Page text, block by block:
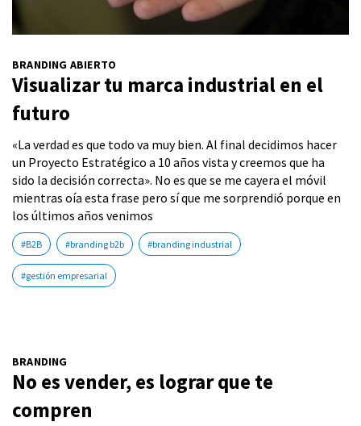
BRANDING ABIERTO
Visualizar tu marca industrial en el
futuro
«La verdad es que todo va muy bien. Al final decidimos hacer
un Proyecto Estratégico a 10 años vista y creemos que ha
sido la decisión correcta». No es que se me cayera el móvil
mientras oía esta frase pero sí que me sorprendió porque en
los últimos años venimos
#B2B #branding b2b #branding industrial
#gestión empresarial
BRANDING
No es vender, es lograr que te
compren